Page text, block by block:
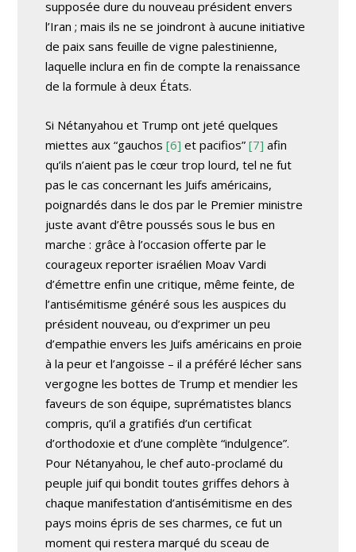
supposée dure du nouveau président envers
l’Iran ; mais ils ne se joindront à aucune initiative
de paix sans feuille de vigne palestinienne,
laquelle inclura en fin de compte la renaissance
de la formule à deux États.
Si Nétanyahou et Trump ont jeté quelques
miettes aux “gauchos [6] etpacifios”[7] afin
qu’ils n’aient pas le cœur trop lourd, tel ne fut
pas le cas concernant les Juifs américains,
poignardés dans le dos par le Premier ministre
juste avant d’être poussés sous le bus en
marche : grâce à l’occasion offerte par le
courageux reporter israélien Moav Vardi
d’émettre enfin une critique, même feinte, de
l’antisémitisme généré sous les auspices du
président nouveau, ou d’exprimer un peu
d’empathie envers les Juifs américains en proie
à la peur et l’angoisse – il a préféré lécher sans
vergogne les bottes de Trump et mendier les
faveurs de son équipe, suprématistes blancs
compris, qu’il a gratifiés d’un certificat
d’orthodoxie et d’une complète “indulgence”.
Pour Nétanyahou, le chef auto-proclamé du
peuple juif qui bondit toutes griffes dehors à
chaque manifestation d’antisémitisme en des
pays moins épris de ses charmes, ce fut un
moment qui restera marqué du sceau de